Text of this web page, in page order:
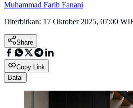
Muhammad Farih Fanani
Diterbitkan: 17 Oktober 2025, 07:00
Share
Copy Link
Batal